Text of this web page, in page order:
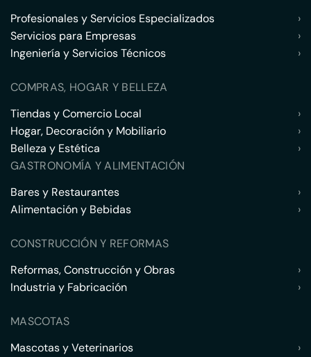
Profesionales y Servicios Especializados
›
Servicios para Empresas
›
Ingeniería y Servicios Técnicos
›
COMPRAS, HOGAR Y BELLEZA
Tiendas y Comercio Local
›
Hogar, Decoración y Mobiliario
›
Belleza y Estética
›
GASTRONOMÍA Y ALIMENTACIÓN
Bares y Restaurantes
›
Alimentación y Bebidas
›
CONSTRUCCIÓN Y REFORMAS
Reformas, Construcción y Obras
›
Industria y Fabricación
›
MASCOTAS
Mascotas y Veterinarios
›